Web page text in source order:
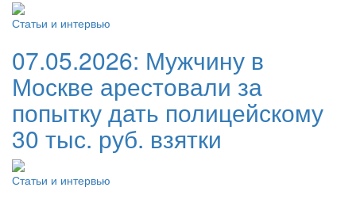
Статьи и интервью
07.05.2026: Мужчину в
Москве арестовали за
попытку дать полицейскому
30 тыс. руб. взятки
Статьи и интервью